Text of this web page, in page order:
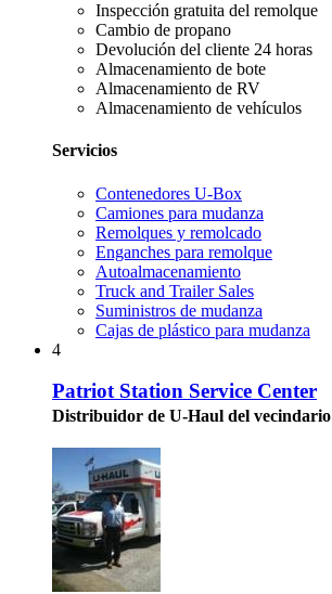
Inspección gratuita del remolque
Cambio de propano
Devolución del cliente 24 horas
Almacenamiento de bote
Almacenamiento de RV
Almacenamiento de vehículos
Servicios
Contenedores U-Box
Camiones para mudanza
Remolques y remolcado
Enganches para remolque
Autoalmacenamiento
Truck and Trailer Sales
Suministros de mudanza
Cajas de plástico para mudanza
4
Patriot Station Service Center
Distribuidor de U-Haul del vecindario